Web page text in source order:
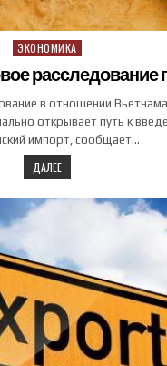
Posted in
ЭКОНОМИКА
расследование
в отношении
открывает путь к
импорт, сообщает…
ДАЛЕЕ